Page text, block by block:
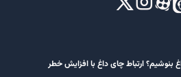
بنوشیم؟ ارتباط چای داغ با افزایش خطر